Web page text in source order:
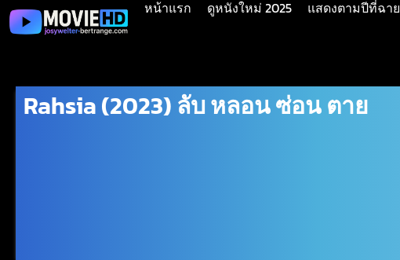
หน้าแรก ดูหนังใหม่ 2025 แสดงตามปีที่ฉาย
Rahsia (2023) ลับ หลอน ซ่อน ตาย